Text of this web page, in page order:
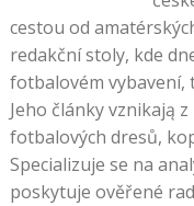
cestou od
redakční stoly, kde
fotbalovém vybavení,
Jeho články vznikają
fotbalových dresů,
Specializuje se na
poskytuje ověřené